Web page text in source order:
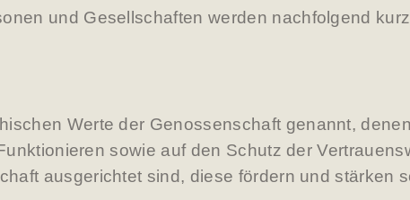
und Gesellschaften werden nachfolgend kurz
Werte der Genossenschaft genannt,
sowie auf den Schutz der
ausgerichtet sind, diese fördern und stärken